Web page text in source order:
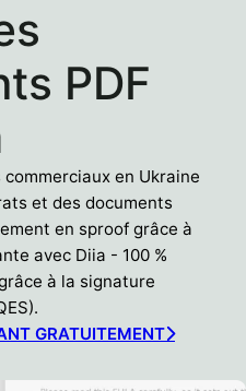
PDF
en Ukraine
et des documents
en sproof grâce à
avec Diia - 100 %
à la signature
GRATUITEMENT